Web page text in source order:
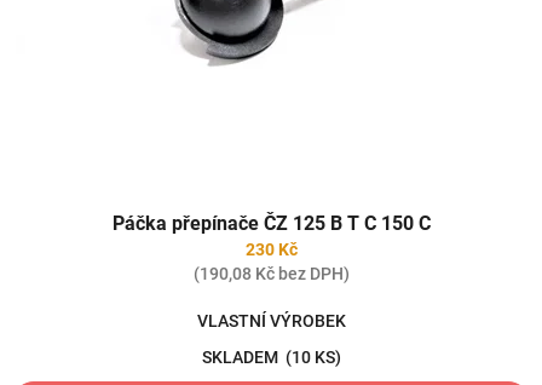
Páčka přepínače ČZ 125 B T C 150 C
230 Kč
(190,08 Kč bez DPH)
VLASTNÍ VÝROBEK
SKLADEM (10 KS)